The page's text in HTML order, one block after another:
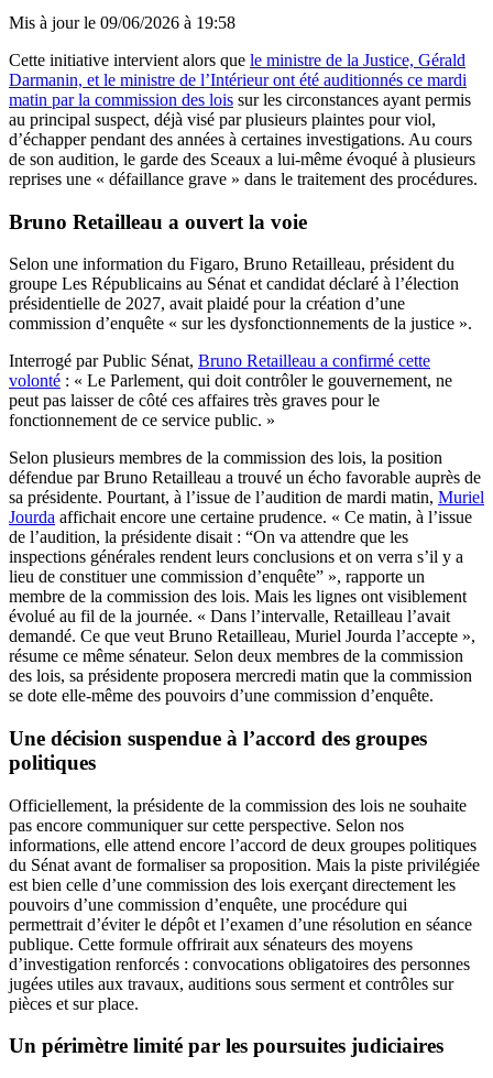
Mis à jour le 09/06/2026 à 19:58
Cette initiative intervient alors que le ministre de la Justice, Gérald
Darmanin, et le ministre de l’Intérieur ont été auditionnés ce mardi
matin par la commission des lois sur les circonstances ayant permis
au principal suspect, déjà visé par plusieurs plaintes pour viol,
d’échapper pendant des années à certaines investigations. Au cours
de son audition, le garde des Sceaux a lui-même évoqué à plusieurs
reprises une « défaillance grave » dans le traitement des procédures.
Bruno Retailleau a ouvert la voie
Selon une information du Figaro, Bruno Retailleau, président du
groupe Les Républicains au Sénat et candidat déclaré à l’élection
présidentielle de 2027, avait plaidé pour la création d’une
commission d’enquête « sur les dysfonctionnements de la justice ».
Interrogé par Public Sénat, Bruno Retailleau a confirmé cette
volonté : « Le Parlement, qui doit contrôler le gouvernement, ne
peut pas laisser de côté ces affaires très graves pour le
fonctionnement de ce service public. »
Selon plusieurs membres de la commission des lois, la position
défendue par Bruno Retailleau a trouvé un écho favorable auprès de
sa présidente. Pourtant, à l’issue de l’audition de mardi matin, Muriel
Jourda affichait encore une certaine prudence. « Ce matin, à l’issue
de l’audition, la présidente disait : “On va attendre que les
inspections générales rendent leurs conclusions et on verra s’il y a
lieu de constituer une commission d’enquête” », rapporte un
membre de la commission des lois. Mais les lignes ont visiblement
évolué au fil de la journée. « Dans l’intervalle, Retailleau l’avait
demandé. Ce que veut Bruno Retailleau, Muriel Jourda l’accepte »,
résume ce même sénateur. Selon deux membres de la commission
des lois, sa présidente proposera mercredi matin que la commission
se dote elle-même des pouvoirs d’une commission d’enquête.
Une décision suspendue à l’accord des groupes
politiques
Officiellement, la présidente de la commission des lois ne souhaite
pas encore communiquer sur cette perspective. Selon nos
informations, elle attend encore l’accord de deux groupes politiques
du Sénat avant de formaliser sa proposition. Mais la piste privilégiée
est bien celle d’une commission des lois exerçant directement les
pouvoirs d’une commission d’enquête, une procédure qui
permettrait d’éviter le dépôt et l’examen d’une résolution en séance
publique. Cette formule offrirait aux sénateurs des moyens
d’investigation renforcés : convocations obligatoires des personnes
jugées utiles aux travaux, auditions sous serment et contrôles sur
pièces et sur place.
Un périmètre limité par les poursuites judiciaires